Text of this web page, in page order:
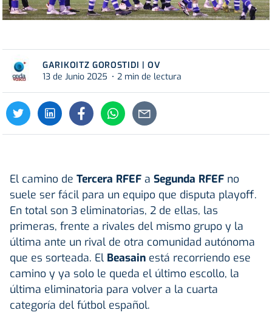
GARIKOITZ GOROSTIDI | OV
13 de Junio 2025
2 min de lectura
El camino de Tercera RFEF a Segunda RFEF no
suele ser fácil para un equipo que disputa playoff.
En total son 3 eliminatorias, 2 de ellas, las
primeras, frente a rivales del mismo grupo y la
última ante un rival de otra comunidad autónoma
que es sorteada. El Beasain está recorriendo ese
camino y ya solo le queda el último escollo, la
última eliminatoria para volver a la cuarta
categoría del fútbol español.